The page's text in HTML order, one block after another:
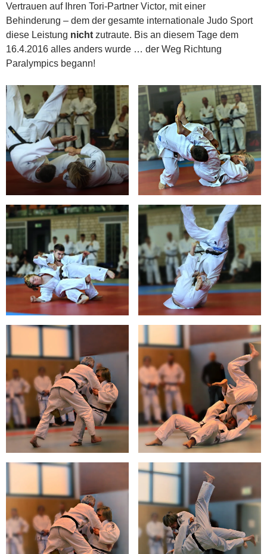
Vertrauen auf Ihren Tori-Partner Victor, mit einer
Behinderung – dem der gesamte internationale Judo Sport
diese Leistung nicht zutraute. Bis an diesem Tage dem
16.4.2016 alles anders wurde … der Weg Richtung
Paralympics begann!